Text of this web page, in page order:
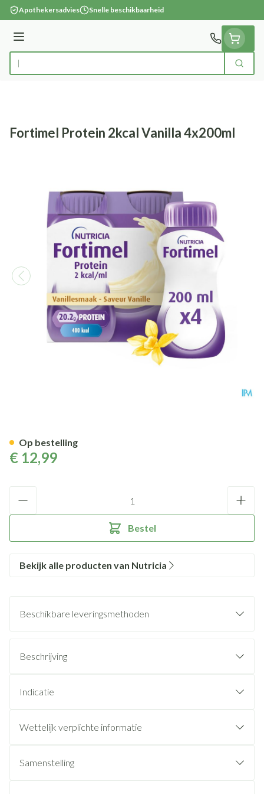
Ga naar de inhoud
Apothekersadvies Snelle beschikbaarheid
Menu
Product, merk, categorie... Zoek
Fortimel Protein 2kcal Vanilla 4x200ml
€ 12,99
Bestel
Op bestelling
Bekijk alle producten van Nutricia
Beschikbare leveringsmethoden
Beschrijving
Indicatie
Wettelijk verplichte informatie
Samenstelling